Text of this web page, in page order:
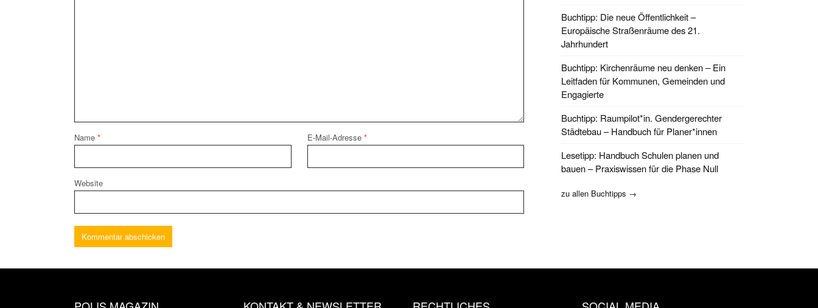
Name * E-Mail-Adresse *
Website
Buchtipp: Die neue Öffentlichkeit –
Europäische Straßenräume des 21.
Jahrhundert
Buchtipp: Kirchenräume neu denken – Ein
Leitfaden für Kommunen, Gemeinden und
Engagierte
Buchtipp: Raumpilot*in. Gendergerechter
Städtebau – Handbuch für Planer*innen
Lesetipp: Handbuch Schulen planen und
bauen – Praxiswissen für die Phase Null
zu allen Buchtipps →